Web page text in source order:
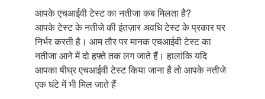
आपके एचआईवी टेस्ट का नतीजा कब मिलता है?
आपके टेस्ट के नतीजे की इंतज़ार अवधि टेस्ट के प्रकार पर
निर्भर करती है। आम तौर पर मानक एचआईवी टेस्ट का
नतीजा आने में दो हफ्ते तक लग जाते हैं। हालांकि यदि
आपका षीघ्र एचआईवी टेस्ट किया जाना है तो आपके नतीजे
एक घंटे में भी मिल जाते हैं